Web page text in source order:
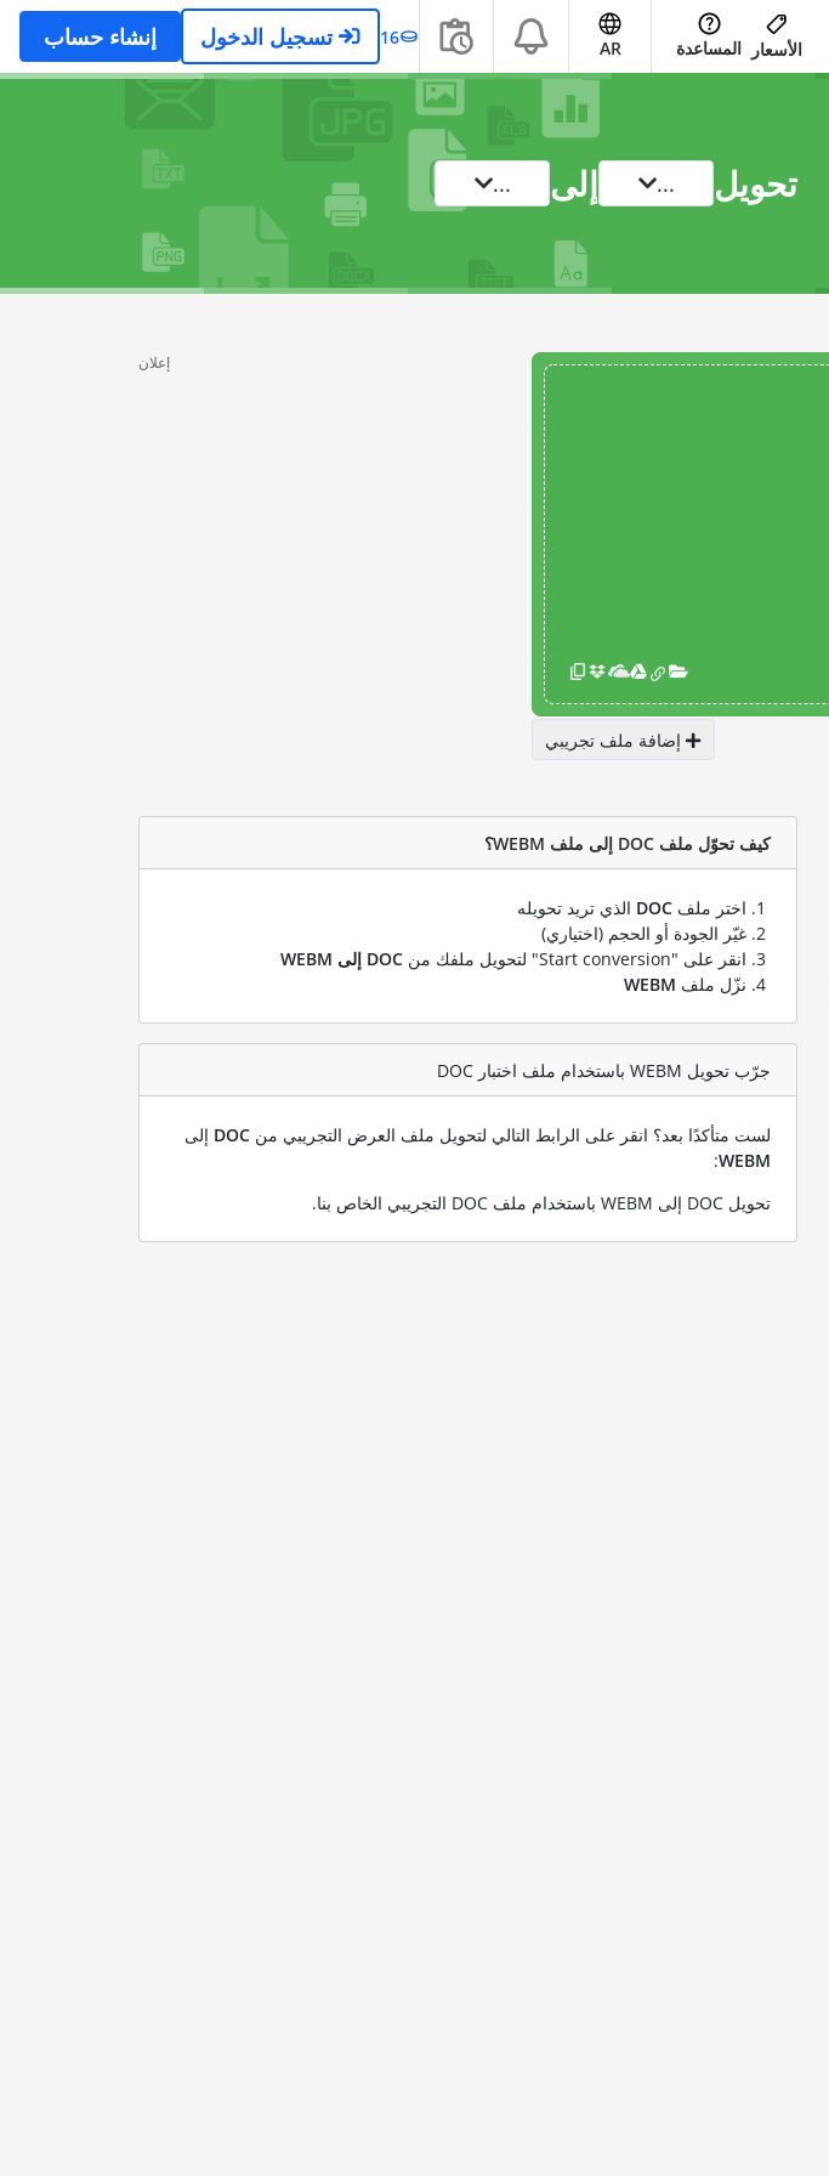
الأسعار المساعدة AR
16 تسجيل الدخول إنشاء حساب
تحويل ... إلى ...
إضافة ملف تجريبي
إعلان
كيف تحوّل ملف DOC إلى ملف WEBM؟
اختر ملف DOC الذي تريد تحويله
غيّر الجودة أو الحجم (اختياري)
انقر على "Start conversion" لتحويل ملفك من
DOC إلى WEBM
نزّل ملف WEBM
جرّب تحويل WEBM باستخدام ملف اختبار DOC
لست متأكدًا بعد؟ انقر على الرابط التالي لتحويل ملف العرض التجريبي من DOC إلى
WEBM
:
تحويل DOC إلى WEBM باستخدام ملف DOC التجريبي الخاص بنا
.